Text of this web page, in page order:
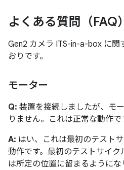
よくある質問（FAQ）
Gen2 カメラ ITS-in-a-box に関
おりです。
モーター
Q: 装置を接続しましたが、モ
りません。これは正常な動作で
A: はい、これは最初のテスト
動作です。最初のテストサイ
は所定の位置に留まるようにな